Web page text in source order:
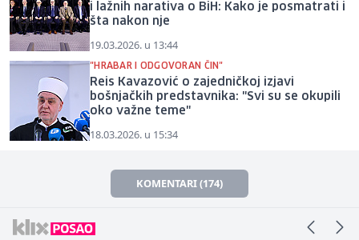
i lažnih narativa o BiH: Kako je posmatrati i
šta nakon nje
19.03.2026. u 13:44
"HRABAR I ODGOVORAN ČIN"
Reis Kavazović o zajedničkoj izjavi
bošnjačkih predstavnika: "Svi su se okupili
oko važne teme"
18.03.2026. u 15:34
KOMENTARI (174)